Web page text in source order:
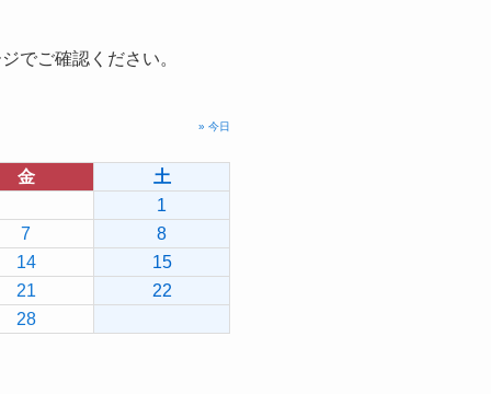
ジでご確認ください。
» 今日
金
土
1
7
8
14
15
21
22
28